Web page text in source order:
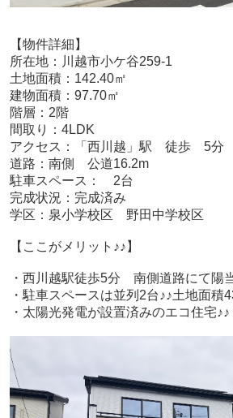
【物件詳細】
所在地：川越市小ケ谷259-1
土地面積：142.40㎡
建物面積：97.70㎡
階層：2階
間取り：4LDK
アクセス：「西川越」駅 徒歩 5分
道路：南側 公道16.2m
駐車スペース： 2台
完成状況：完成済み
学区：泉小学校区 野田中学校区
【ここがメリット♪♪】
・西川越駅徒歩5分 南側道路にて陽
・駐車スペースは並列2台♪♪土地面積
・太陽光発電が設置済みのエコ住宅♪♪